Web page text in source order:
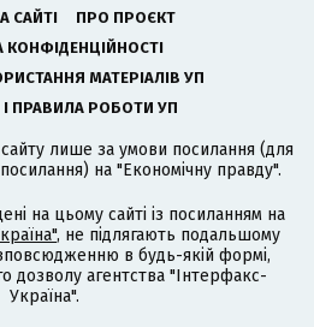
САЙТІ
ПРО ПРОЄКТ
КОНФІДЕНЦІЙНОСТІ
МАТЕРІАЛІВ УП
ПРАВИЛА РОБОТИ УП
лише за умови посилання (для
на "Економічну правду".
на цьому сайті із посиланням на
, не підлягають подальшому
в будь-якій формі,
дозволу агентства "Інтерфакс-
Україна".